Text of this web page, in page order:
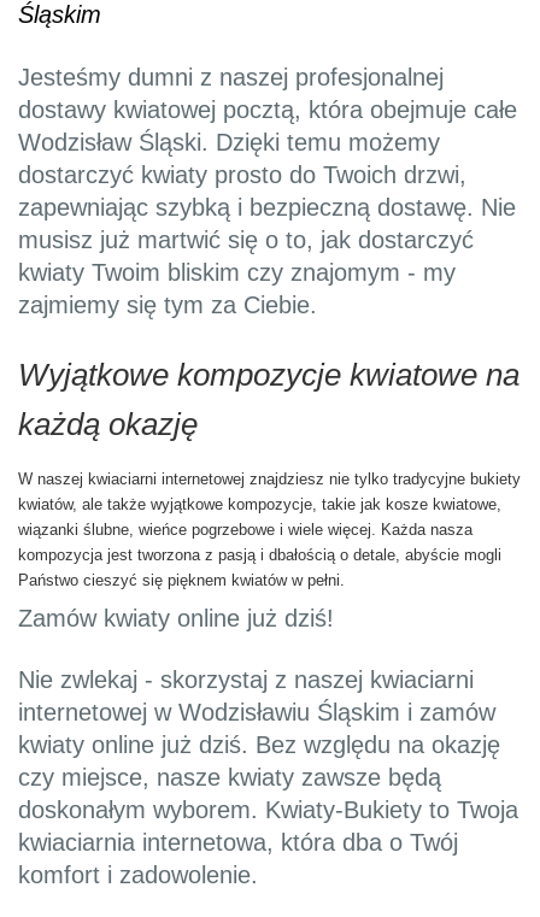
Śląskim
Jesteśmy dumni z naszej profesjonalnej
dostawy kwiatowej pocztą, która obejmuje całe
Wodzisław Śląski. Dzięki temu możemy
dostarczyć kwiaty prosto do Twoich drzwi,
zapewniając szybką i bezpieczną dostawę. Nie
musisz już martwić się o to, jak dostarczyć
kwiaty Twoim bliskim czy znajomym - my
zajmiemy się tym za Ciebie.
Wyjątkowe kompozycje kwiatowe na
każdą okazję
W naszej kwiaciarni internetowej znajdziesz nie tylko tradycyjne bukiety
kwiatów, ale także wyjątkowe kompozycje, takie jak kosze kwiatowe,
wiązanki ślubne, wieńce pogrzebowe i wiele więcej. Każda nasza
kompozycja jest tworzona z pasją i dbałością o detale, abyście mogli
Państwo cieszyć się pięknem kwiatów w pełni.
Zamów kwiaty online już dziś!
Nie zwlekaj - skorzystaj z naszej kwiaciarni
internetowej w Wodzisławiu Śląskim i zamów
kwiaty online już dziś. Bez względu na okazję
czy miejsce, nasze kwiaty zawsze będą
doskonałym wyborem. Kwiaty-Bukiety to Twoja
kwiaciarnia internetowa, która dba o Twój
komfort i zadowolenie.